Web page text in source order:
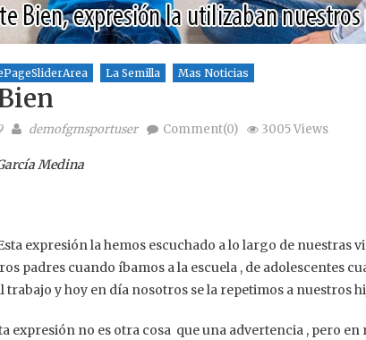
La Semilla Mas Noticias
Author
demofgmsportuser Comment(0) 3005 Views
Medina
expresión la hemos escuchado a lo largo de nuestras
padres cuando íbamos a la escuela , de adolescentes
trabajo y hoy en día nosotros se la repetimos a nuestros
expresión no es otra cosa que una advertencia , pero